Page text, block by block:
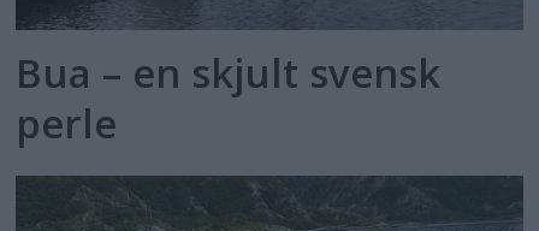
Bua – en skjult svensk
perle